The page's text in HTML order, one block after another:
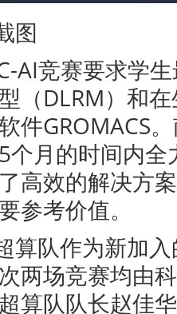
图
竞赛要求学
（DLRM）和
件GROMACS
个月的时间内
高效的解决方
参考价值。
队作为新加入
两场竞赛均由
算队队长赵佳